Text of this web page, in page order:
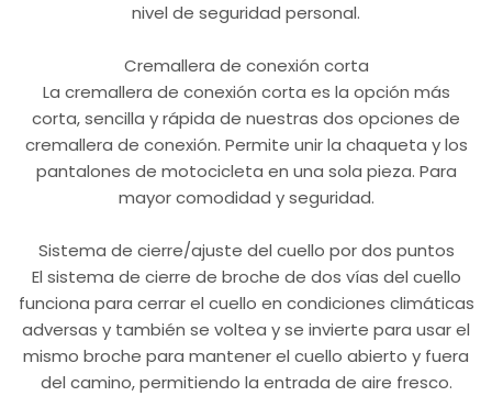
nivel de seguridad personal.
Cremallera de conexión corta
La cremallera de conexión corta es la opción más
corta, sencilla y rápida de nuestras dos opciones de
cremallera de conexión. Permite unir la chaqueta y los
pantalones de motocicleta en una sola pieza. Para
mayor comodidad y seguridad.
Sistema de cierre/ajuste del cuello por dos puntos
El sistema de cierre de broche de dos vías del cuello
funciona para cerrar el cuello en condiciones climáticas
adversas y también se voltea y se invierte para usar el
mismo broche para mantener el cuello abierto y fuera
del camino, permitiendo la entrada de aire fresco.